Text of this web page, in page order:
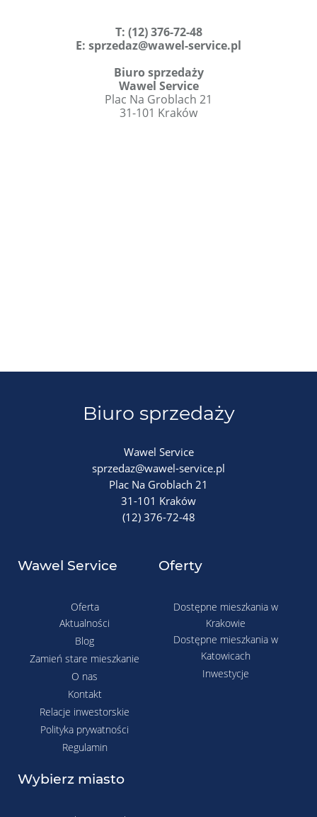
T: (12) 376-72-48
E: sprzedaz@wawel-service.pl
Biuro sprzedaży
Wawel Service
Plac Na Groblach 21
31-101 Kraków
Biuro sprzedaży
Wawel Service
sprzedaz@wawel-service.pl
Plac Na Groblach 21
31-101 Kraków
(12) 376-72-48
Wawel Service
Oferta
Aktualności
Blog
Zamień stare mieszkanie
O nas
Kontakt
Relacje inwestorskie
Polityka prywatności
Regulamin
Oferty
Dostępne mieszkania w
Krakowie
Dostępne mieszkania w
Katowicach
Inwestycje
Wybierz miasto